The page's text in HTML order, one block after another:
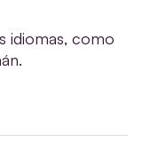
idiomas, como